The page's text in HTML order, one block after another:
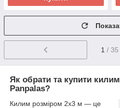
1 / 35
Як обрати та купити
Panpalas?
Килим розміром 2х3 м — це